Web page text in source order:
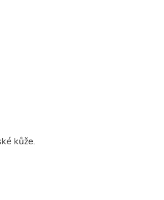
kůže.